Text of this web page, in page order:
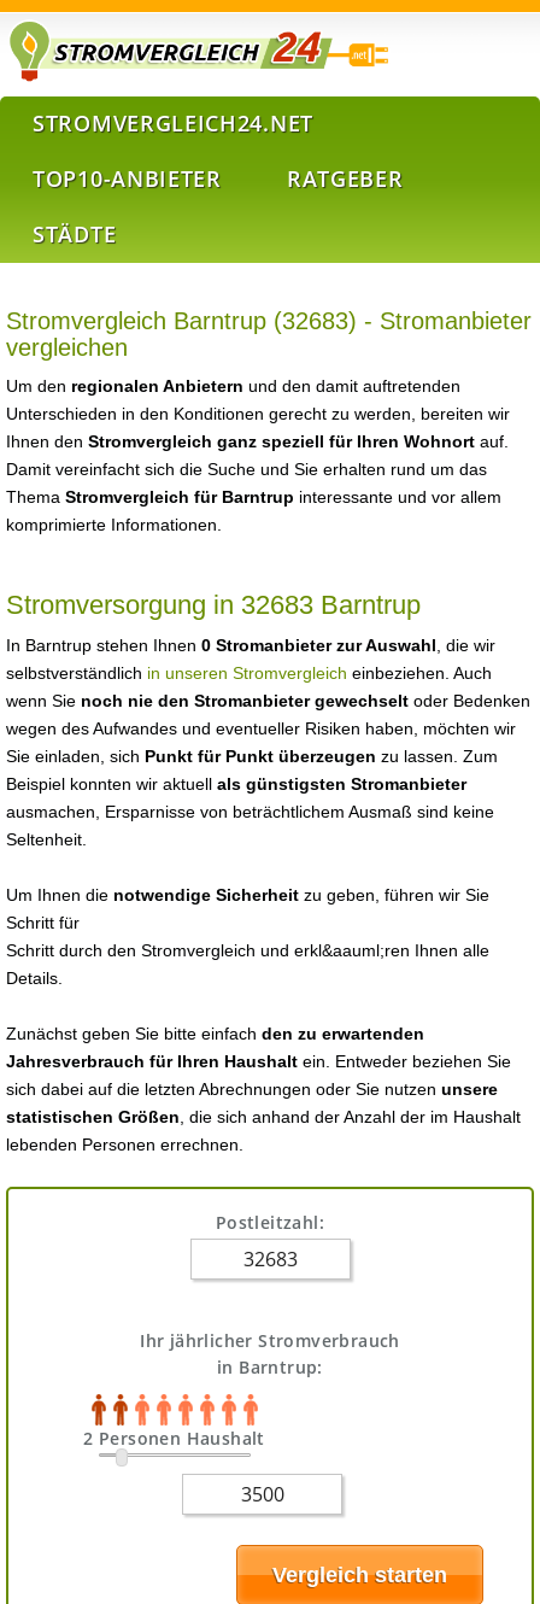
STROMVERGLEICH24.NET
TOP10-ANBIETER
RATGEBER
STÄDTE
Stromvergleich Barntrup (32683) - Stromanbieter
vergleichen
Um den regionalen Anbietern und den damit auftretenden
Unterschieden in den Konditionen gerecht zu werden, bereiten wir
Ihnen den Stromvergleich ganz speziell für Ihren Wohnort auf.
Damit vereinfacht sich die Suche und Sie erhalten rund um das
Thema Stromvergleich für Barntrup interessante und vor allem
komprimierte Informationen.
Stromversorgung in 32683 Barntrup
In Barntrup stehen Ihnen 0 Stromanbieter zur Auswahl , die wir
selbstverständlich in unseren Stromvergleich einbeziehen. Auch
wenn Sie noch nie den Stromanbieter gewechselt oder Bedenken
wegen des Aufwandes und eventueller Risiken haben, möchten wir
Sie einladen, sich Punkt für Punkt überzeugen zu lassen. Zum
Beispiel konnten wir aktuell als günstigsten Stromanbieter
ausmachen, Ersparnisse von beträchtlichem Ausmaß sind keine
Seltenheit.
Um Ihnen die notwendige Sicherheit zu geben, führen wir Sie
Schritt für
Schritt durch den Stromvergleich und erkl&aauml;ren Ihnen alle
Details.
Zunächst geben Sie bitte einfach den zu erwartenden
Jahresverbrauch für Ihren Haushalt ein. Entweder beziehen Sie
sich dabei auf die letzten Abrechnungen oder Sie nutzen unsere
statistischen Größen , die sich anhand der Anzahl der im Haushalt
lebenden Personen errechnen.
Postleitzahl:
Ihr jährlicher Stromverbrauch
in Barntrup:
2 Personen Haushalt